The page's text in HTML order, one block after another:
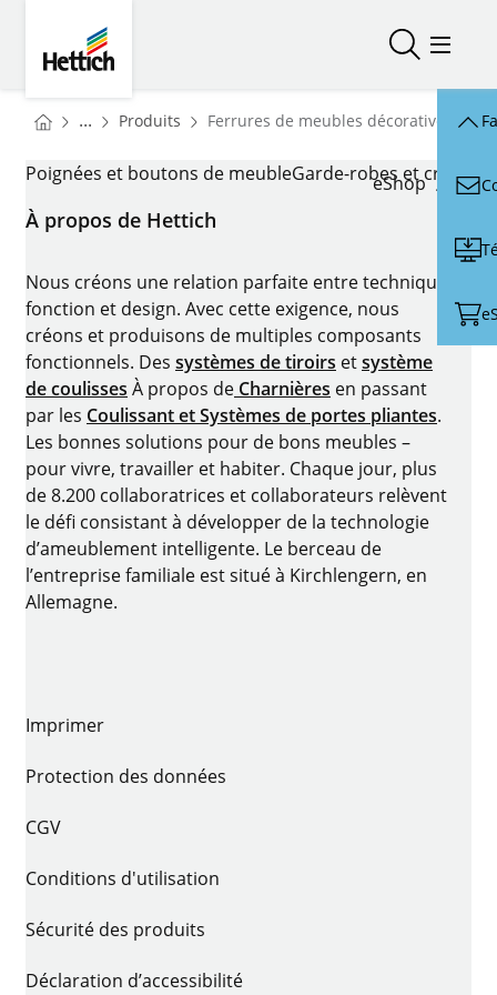
Ouvrir/
You are here:
Homepage
... Produits Homepage
Ferrures de meubles décoratives
FERRURES DE MEUBLES DÉCORATIVES
Poignées et boutons de meubleGarde-robes et crochets
eShop
À propos de Hettich
Nous créons une relation parfaite entre technique,
fonction et design. Avec cette exigence, nous
créons et produisons de multiples composants
fonctionnels. Des systèmes de tiroirs etsystème
de coulisses À propos de Charnières en passant
par les Coulissant et Systèmes de portes pliantes.
Les bonnes solutions pour de bons meubles –
pour vivre, travailler et habiter. Chaque jour, plus
de 8.200 collaboratrices et collaborateurs relèvent
le défi consistant à développer de la technologie
d’ameublement intelligente. Le berceau de
l’entreprise familiale est situé à Kirchlengern, en
Allemagne.
Imprimer
Protection des données
CGV
Conditions d'utilisation
Sécurité des produits
Déclaration d’accessibilité